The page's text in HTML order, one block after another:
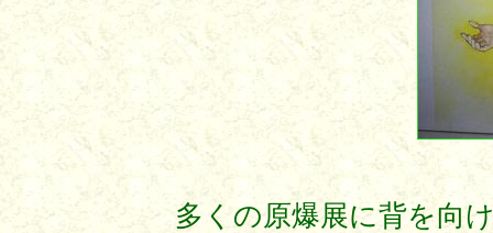
多くの原爆展に背を向